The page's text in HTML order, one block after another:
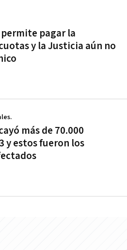
pagar la
y la Justicia aún no
más de 70.000
y estos fueron los